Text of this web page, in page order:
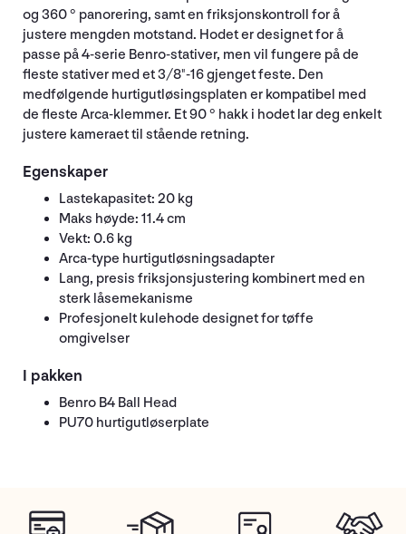
og 360 ° panorering, samt en friksjonskontroll for å
justere mengden motstand. Hodet er designet for å
passe på 4-serie Benro-stativer, men vil fungere på de
fleste stativer med et 3/8"-16 gjenget feste. Den
medfølgende hurtigutløsingsplaten er kompatibel med
de fleste Arca-klemmer. Et 90 ° hakk i hodet lar deg enkelt
justere kameraet til stående retning.
Egenskaper
Lastekapasitet: 20 kg
Maks høyde: 11.4 cm
Vekt: 0.6 kg
Arca-type hurtigutløsningsadapter
Lang, presis friksjonsjustering kombinert med en
sterk låsemekanisme
Profesjonelt kulehode designet for tøffe
omgivelser
I pakken
Benro B4 Ball Head
PU70 hurtigutløserplate